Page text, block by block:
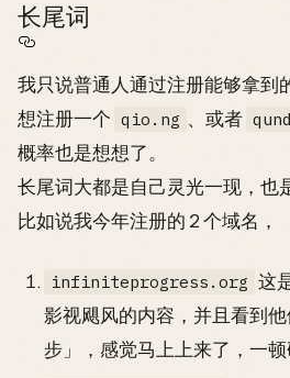
长尾词
我只说普通人通过注册能够拿到
想注册一个 qio.ng 、或者
概率也是想想了。
长尾词大都是自己灵光一现，也
比如说我今年注册的 2 个域名，
infiniteprogress.org 这
影视飓风的内容，并且看到
步」，感觉马上上来了，一顿